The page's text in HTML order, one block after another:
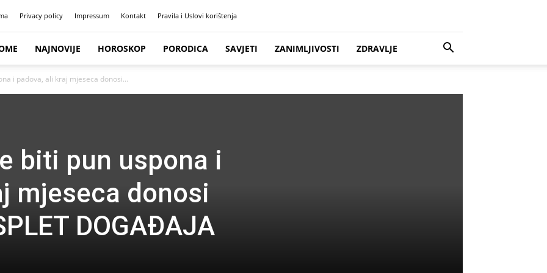
Privacy policy Impressum Kontakt Pravila i Uslovi korištenja
NAJNOVIJE HOROSKOP PORODICA SAVJETI ZANIMLJIVOSTI ZDRAVLJE
i padova, ali kraj mjeseca donosi...
biti pun uspona i
mjeseca donosi
DOGAĐAJA